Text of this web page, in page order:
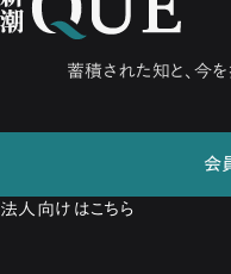
蓄積された知と、今
会
法人向けはこちら